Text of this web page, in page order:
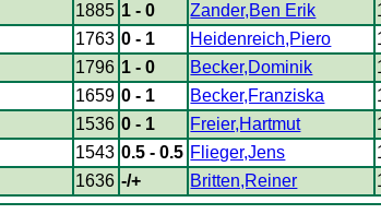
1885 1 - 0 Zander,Ben Erik
1763 0 - 1 Heidenreich,Piero
1796 1 - 0 Becker,Dominik
1659 0 - 1 Becker,Franziska
1536 0 - 1 Freier,Hartmut
1543 0.5 - 0.5 Flieger,Jens
1636 -/+ Britten,Reiner